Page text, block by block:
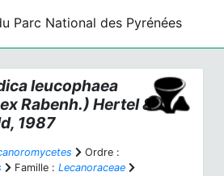
Parc National des Pyrénées
leucophaea
Rabenh.) Hertel &
1987
Ordre :
Famille : Lecanoraceae